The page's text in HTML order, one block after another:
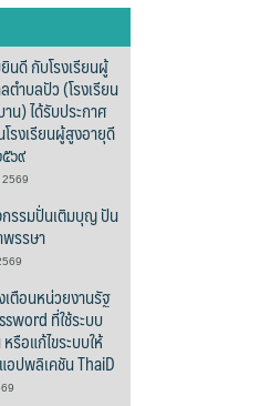
นดี กับโรงเรียนผู้
ตำบลปัว (โรงเรียน
น) ได้รับประกาศ
รงเรียนผู้สูงอายุดี
๖๙
รรมปั่นเติมบุญ ปัน
พรรษา
ตือนหน่วยงานรัฐ
ที่ใช้ระบบ
รือแก้ไขระบบให้
อปพลิเคชัน ThaiD